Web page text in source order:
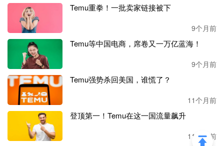
Temu重拳！一批卖家链接被下
9个月前
Temu等中国电商，席卷又一万亿蓝海！
9个月前
Temu强势杀回美国，谁慌了？
11个月前
登顶第一！Temu在这一国流量飙升
11个月前